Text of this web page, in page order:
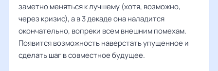
заметно меняться к лучшему (хотя, возможно,
через кризис), а в 3 декаде она наладится
окончательно, вопреки всем внешним помехам.
Появится возможность наверстать упущенное и
сделать шаг в совместное будущее.